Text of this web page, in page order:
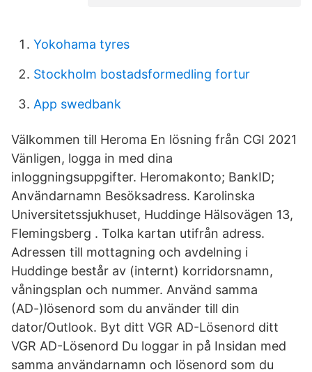
Yokohama tyres
Stockholm bostadsformedling fortur
App swedbank
Välkommen till Heroma En lösning från CGI 2021
Vänligen, logga in med dina
inloggningsuppgifter. Heromakonto; BankID;
Användarnamn Besöksadress. Karolinska
Universitetssjukhuset, Huddinge Hälsovägen 13,
Flemingsberg . Tolka kartan utifrån adress.
Adressen till mottagning och avdelning i
Huddinge består av (internt) korridorsnamn,
våningsplan och nummer. Använd samma
(AD-)lösenord som du använder till din
dator/Outlook. Byt ditt VGR AD-Lösenord ditt
VGR AD-Lösenord Du loggar in på Insidan med
samma användarnamn och lösenord som du